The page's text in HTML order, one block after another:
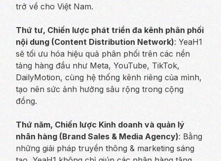
trở về cho Việt Nam.
Thứ tư, Chiến lược phát triển đa kênh phân phối
nội dung (Content Distribution Network): YeaH1
sẽ tối ưu hóa hiệu quả phân phối trên các nền
tảng hàng đầu như Meta, YouTube, TikTok,
DailyMotion, cùng hệ thống kênh riêng của mình,
tạo nên sức ảnh hưởng sâu rộng trong cộng
đồng.
Thứ năm, Chiến lược Kinh doanh và quản lý
nhãn hàng (Brand Sales & Media Agency): Bằng
những giải pháp truyền thông & marketing sáng